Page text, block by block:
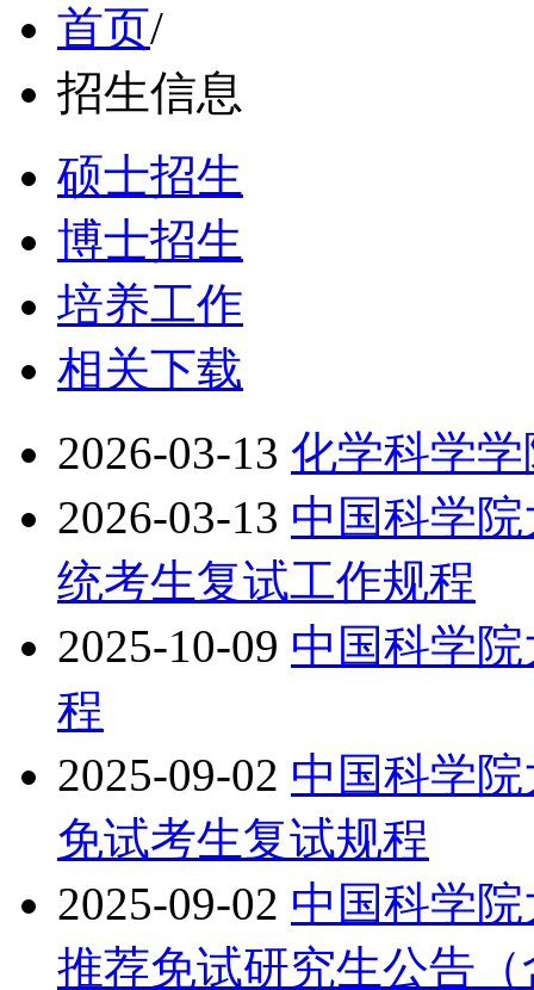
首页/
招生信息
硕士招生
博士招生
培养工作
相关下载
2026-03-13 化学科学
2026-03-13 中国科学
统考生复试工作规程
2025-10-09 中国科学
程
2025-09-02 中国科学
免试考生复试规程
2025-09-02 中国科学
推荐免试研究生公告